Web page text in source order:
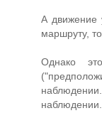
А движение
маршруту,
Однако